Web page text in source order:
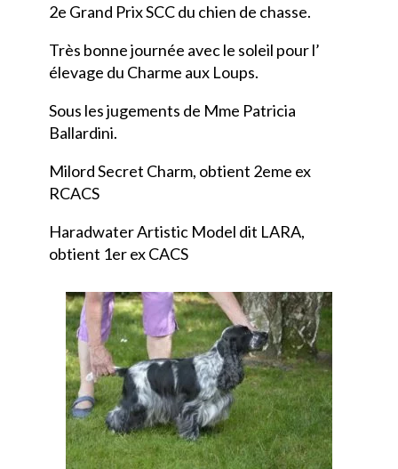
2e Grand Prix SCC du chien de chasse.
Très bonne journée avec le soleil pour l’
élevage du Charme aux Loups.
Sous les jugements de Mme Patricia
Ballardini.
Milord Secret Charm, obtient 2eme ex
RCACS
Haradwater Artistic Model dit LARA,
obtient 1er ex CACS